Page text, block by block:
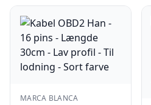
MARCA BLANCA